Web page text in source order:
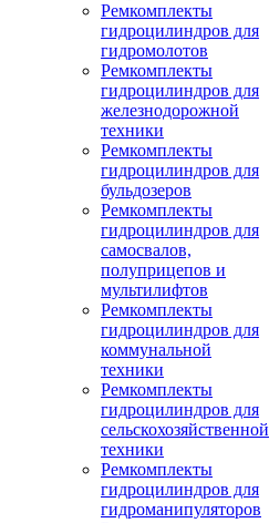
Ремкомплекты
гидроцилиндров для
гидромолотов
Ремкомплекты
гидроцилиндров для
железнодорожной
техники
Ремкомплекты
гидроцилиндров для
бульдозеров
Ремкомплекты
гидроцилиндров для
самосвалов,
полуприцепов и
мультилифтов
Ремкомплекты
гидроцилиндров для
коммунальной
техники
Ремкомплекты
гидроцилиндров для
сельскохозяйственной
техники
Ремкомплекты
гидроцилиндров для
гидроманипуляторов